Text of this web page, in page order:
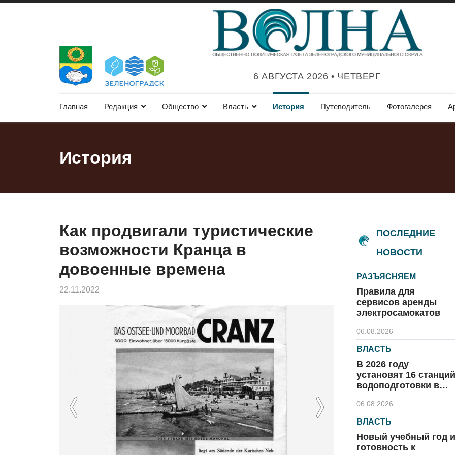
6 АВГУСТА 2026 • ЧЕТВЕРГ
Главная Редакция Общество Власть История Путеводитель Фотогалерея
История
Как продвигали туристические
возможности Кранца в
довоенные времена
22.11.2022
Previous Next
ПОСЛЕДНИЕ
НОВОСТИ
РАЗЪЯСНЯЕМ
Правила для
сервисов аренды
электросамокатов
06.08.2026
ВЛАСТЬ
В 2026 году
установят 16 станций
водоподготовки в
06.08.2026
ВЛАСТЬ
Новый учебный год и
готовность к